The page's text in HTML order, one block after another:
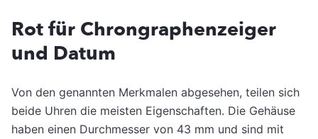
Rot für Chrongraphenzeiger
und Datum
Von den genannten Merkmalen abgesehen, teilen sich
beide Uhren die meisten Eigenschaften. Die Gehäuse
haben einen Durchmesser von 43 mm und sind mit